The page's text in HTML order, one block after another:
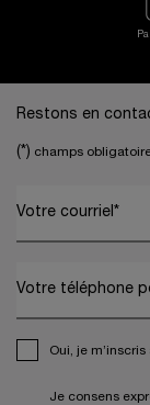
Restons en
(*) champs
Votre courriel *
Votre téléphone
Oui, je m’inscris
Je consens